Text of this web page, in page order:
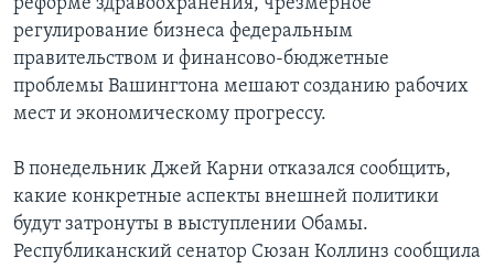
реформе здравоохранения, чрезмерное
регулирование бизнеса федеральным
правительством и финансово-бюджетные
проблемы Вашингтона мешают созданию рабочих
мест и экономическому прогрессу.
В понедельник Джей Карни отказался сообщить,
какие конкретные аспекты внешней политики
будут затронуты в выступлении Обамы.
Республиканский сенатор Сюзан Коллинз сообщила